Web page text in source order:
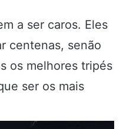
a ser caros. Eles
centenas, senão
os melhores tripés
ser os mais